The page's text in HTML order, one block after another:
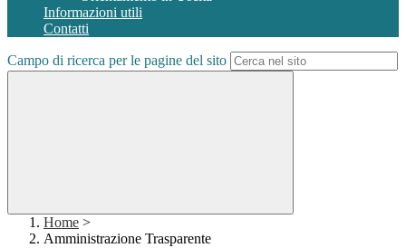
Informazioni utili
Contatti
Campo di ricerca per le pagine del sito
Home >
Amministrazione Trasparente